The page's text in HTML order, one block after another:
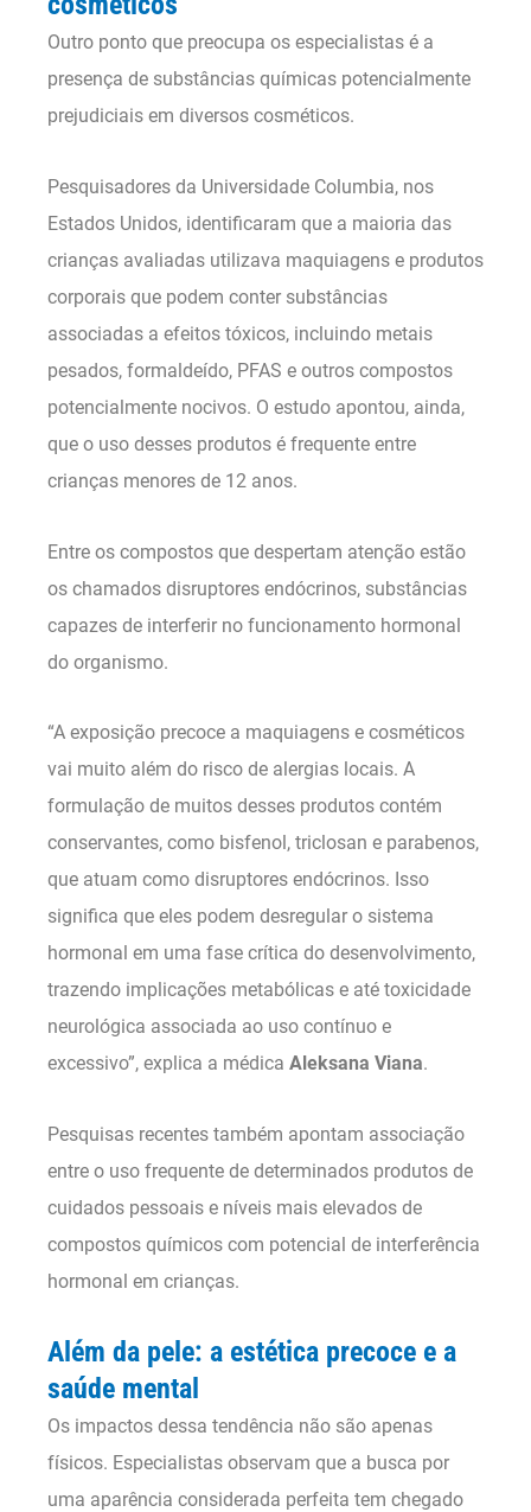
Outro ponto que preocupa os especialistas é a
presença de substâncias químicas potencialmente
prejudiciais em diversos cosméticos.
Pesquisadores da Universidade Columbia, nos
Estados Unidos, identificaram que a maioria das
crianças avaliadas utilizava maquiagens e produtos
corporais que podem conter substâncias
associadas a efeitos tóxicos, incluindo metais
pesados, formaldeído, PFAS e outros compostos
potencialmente nocivos. O estudo apontou, ainda,
que o uso desses produtos é frequente entre
crianças menores de 12 anos.
Entre os compostos que despertam atenção estão
os chamados disruptores endócrinos, substâncias
capazes de interferir no funcionamento hormonal
do organismo.
“A exposição precoce a maquiagens e cosméticos
vai muito além do risco de alergias locais. A
formulação de muitos desses produtos contém
conservantes, como bisfenol, triclosan e parabenos,
que atuam como disruptores endócrinos. Isso
significa que eles podem desregular o sistema
hormonal em uma fase crítica do desenvolvimento,
trazendo implicações metabólicas e até toxicidade
neurológica associada ao uso contínuo e
excessivo”, explica a médica Aleksana Viana.
Pesquisas recentes também apontam associação
entre o uso frequente de determinados produtos de
cuidados pessoais e níveis mais elevados de
compostos químicos com potencial de interferência
hormonal em crianças.
Além da pele: a estética precoce e a
saúde mental
Os impactos dessa tendência não são apenas
físicos. Especialistas observam que a busca por
uma aparência considerada perfeita tem chegado